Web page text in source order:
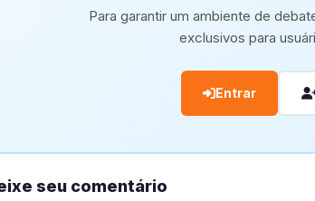
Para garantir um ambiente de
exclusivos para
Entrar
seu comentário